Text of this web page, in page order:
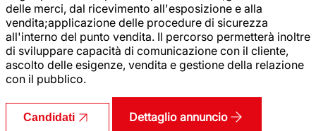
delle merci, dal ricevimento all'esposizione e alla
vendita;applicazione delle procedure di sicurezza
all'interno del punto vendita. Il percorso permetterà inoltre
di sviluppare capacità di comunicazione con il cliente,
ascolto delle esigenze, vendita e gestione della relazione
con il pubblico.
Candidati Dettaglio annuncio